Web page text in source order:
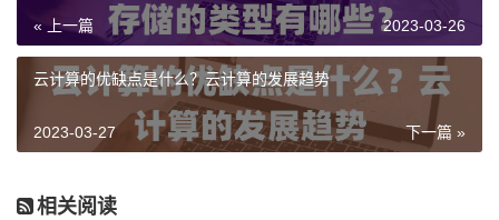
« 上一篇 2023-03-26
云计算的优缺点是什么？云计算的发展趋势
下一篇 »
2023-03-27
相关阅读